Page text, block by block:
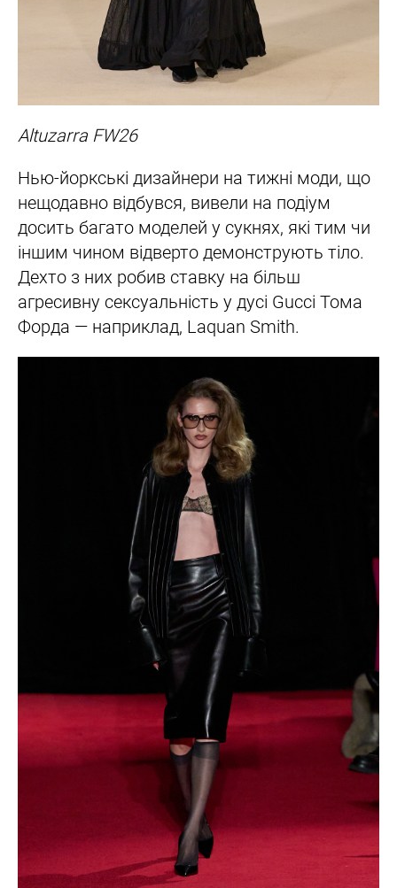
Altuzarra FW26
Нью-йоркські дизайнери на тижні моди, що
нещодавно відбувся, вивели на подіум
досить багато моделей у сукнях, які тим чи
іншим чином відверто демонструють тіло.
Дехто з них робив ставку на більш
агресивну сексуальність у дусі Gucci Тома
Форда — наприклад, Laquan Smith.